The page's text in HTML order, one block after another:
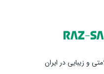
و زیبایی در ایران